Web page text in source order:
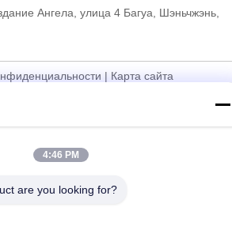
Ангела, улица 4 Багуа, Шэньчжэнь,
| Карта сайта
Пластиковая машина штрангпресса
Shenzhen HYPET Co., Ltd. Все права
4:46 PM
are you looking for?